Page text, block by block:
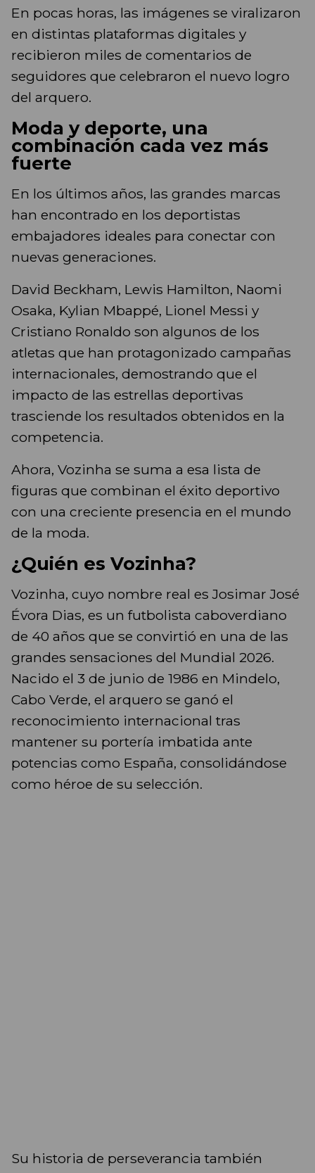
En pocas horas, las imágenes se viralizaron
en distintas plataformas digitales y
recibieron miles de comentarios de
seguidores que celebraron el nuevo logro
del arquero.
Moda y deporte, una
combinación cada vez más
fuerte
En los últimos años, las grandes marcas
han encontrado en los deportistas
embajadores ideales para conectar con
nuevas generaciones.
David Beckham, Lewis Hamilton, Naomi
Osaka, Kylian Mbappé, Lionel Messi y
Cristiano Ronaldo son algunos de los
atletas que han protagonizado campañas
internacionales, demostrando que el
impacto de las estrellas deportivas
trasciende los resultados obtenidos en la
competencia.
Ahora, Vozinha se suma a esa lista de
figuras que combinan el éxito deportivo
con una creciente presencia en el mundo
de la moda.
¿Quién es Vozinha?
Vozinha, cuyo nombre real es Josimar José
Évora Dias, es un futbolista caboverdiano
de 40 años que se convirtió en una de las
grandes sensaciones del Mundial 2026.
Nacido el 3 de junio de 1986 en Mindelo,
Cabo Verde, el arquero se ganó el
reconocimiento internacional tras
mantener su portería imbatida ante
potencias como España, consolidándose
como héroe de su selección.
Su historia de perseverancia también